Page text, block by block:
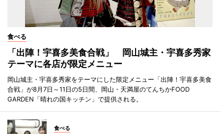
食べる
「出陣！宇喜多美食合戦」 岡山城主・宇喜多秀家
テーマに各店が限定メニュー
岡山城主・宇喜多秀家をテーマにした限定メニュー「出陣！宇喜多美食
合戦」が8月7日～11日の5日間、岡山・天満屋のてんちかFOOD
GARDEN「晴れの国キッチン」で提供される。
食べる